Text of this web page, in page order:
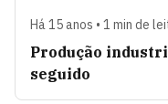
Há 15 anos • 1 min de
Produção
seguido